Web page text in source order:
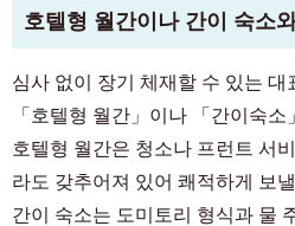
호텔형 월간이나 간이 숙소
심사 없이 장기 체재할 수 있는
「호텔형 월간」이나 「간이숙소
호텔형 월간은 청소나 프런트 서
라도 갖추어져 있어 쾌적하게 보
간이 숙소는 도미토리 형식과 물